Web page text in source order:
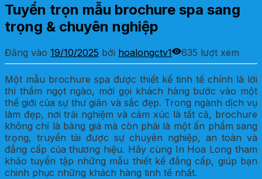
Tuyển trọn mẫu brochure spa sang
trọng & chuyên nghiệp
Đăng vào 19/10/2025 bởi hoalongctv1 635 lượt xem
Một mẫu brochure spa được thiết kế tinh tế chính là lời
thì thầm ngọt ngào, mời gọi khách hàng bước vào một
thế giới của sự thư giãn và sắc đẹp. Trong ngành dịch vụ
làm đẹp, nơi trải nghiệm và cảm xúc là tất cả, brochure
không chỉ là bảng giá mà còn phải là một ấn phẩm sang
trọng, truyền tải được sự chuyên nghiệp, an toàn và
đẳng cấp của thương hiệu. Hãy cùng In Hoa Long tham
khảo tuyển tập những mẫu thiết kế đẳng cấp, giúp bạn
chinh phục những khách hàng tinh tế nhất.